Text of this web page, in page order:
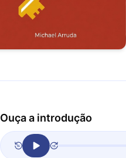
Ouça a introdução